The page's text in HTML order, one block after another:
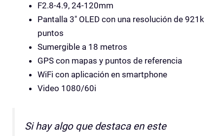
F2.8-4.9, 24-120mm
Pantalla 3″ OLED con una resolución de 921k
puntos
Sumergible a 18 metros
GPS con mapas y puntos de referencia
WiFi con aplicación en smartphone
Video 1080/60i
Si hay algo que destaca en este